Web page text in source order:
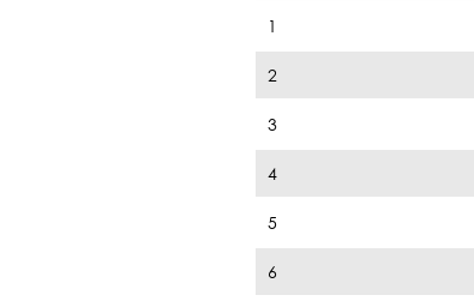
1
2
3
4
5
6